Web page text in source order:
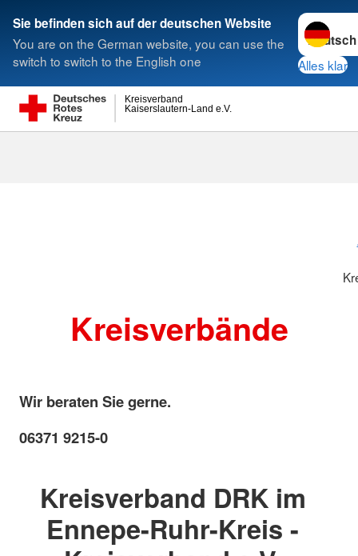
Sie befinden sich auf der deutschen Website
You are on the German website, you can use the
switch to switch to the English one
Sprache
Alles klar
Kaiserslautern-Land e.V.
Kreisverband
Suche
Kreisverbände
Wir beraten Sie gerne.
06371 9215-0
Kreisverband DRK im
Ennepe-Ruhr-Kreis -